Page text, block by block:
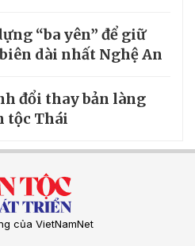
“ba yên” để giữ
dài nhất Nghệ An
đổi thay bản làng
tộc Thái
của VietNamNet